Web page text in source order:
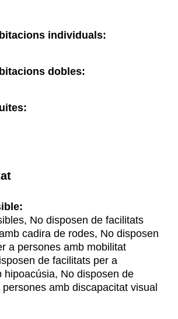
individuals:
dobles:
No disposen de facilitats
cadira de rodes, No disposen
a persones amb mobilitat
de facilitats per a
hipoacúsia, No disposen de
amb discapacitat visual